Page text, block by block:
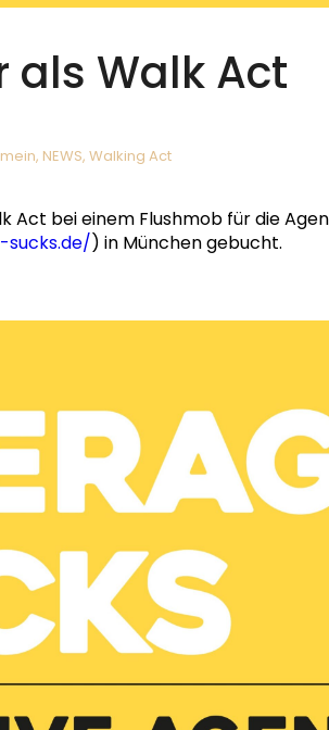
als Walk Act
, NEWS, Walking Act
Act bei einem Flushmob für die
) in München gebucht.